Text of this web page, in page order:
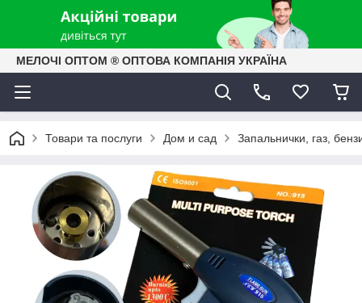
МЕЛОЧІ ОПТОМ ® ОПТОВА КОМПАНІЯ УКРАЇНА
Товари та послуги Дом и сад Запальнички, газ,